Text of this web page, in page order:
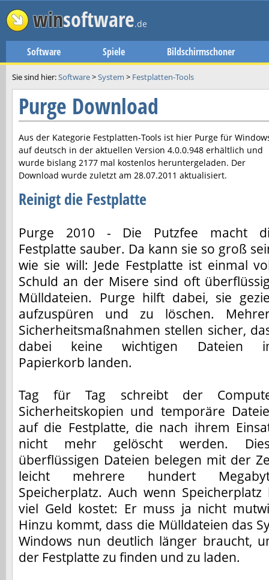
winsoftware.de
Software Spiele Bildschirmschoner
Sie sind hier:Software>System > Festplatten-Tools
Purge Download
Aus der Kategorie Festplatten-Tools ist hier Purge für
auf deutsch in der aktuellen Version 4.0.0.948 erhältlich und
wurde bislang 2177 mal kostenlos heruntergeladen. Der
Download wurde zuletzt am 28.07.2011 aktualisiert.
Reinigt die Festplatte
Purge 2010 - Die Putzfee macht
Festplatte sauber. Da kann sie so groß
wie sie will: Jede Festplatte ist einmal
Schuld an der Misere sind oft
Mülldateien. Purge hilft dabei, sie
aufzuspüren und zu löschen.
Sicherheitsmaßnahmen stellen sicher,
dabei keine wichtigen Dateien
Papierkorb landen.
Tag für Tag schreibt der
Sicherheitskopien und temporäre
auf die Festplatte, die nach ihrem
nicht mehr gelöscht werden.
überflüssigen Dateien belegen mit der
leicht mehrere hundert
Speicherplatz. Auch wenn
viel Geld kostet: Er muss ja nicht
Hinzu kommt, dass die Mülldateien das
Windows nun deutlich länger braucht,
der Festplatte zu finden und zu laden.